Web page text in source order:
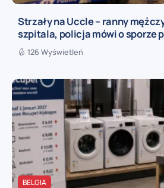
Strzały na Uccle – ranny
szpitala, policja mówi o sporze
126 Wyświetleń
BELGIA